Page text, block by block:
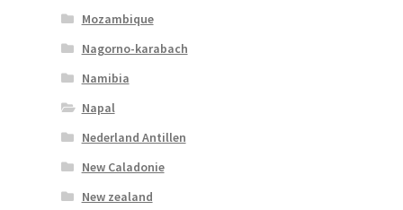
Mozambique
Nagorno-karabach
Namibia
Napal
Nederland Antillen
New Caladonie
New zealand